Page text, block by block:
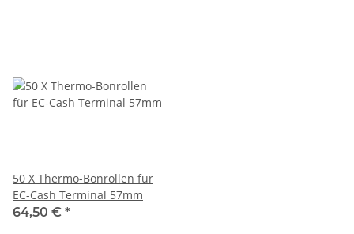
50 X Thermo-Bonrollen für
EC-Cash Terminal 57mm
64,50 € *